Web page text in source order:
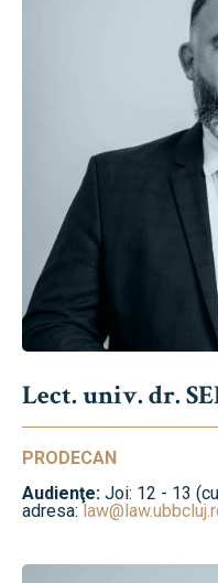
Lect. univ. dr.
PRODECAN
Audienţe: Joi: 12 - 13
adresa: